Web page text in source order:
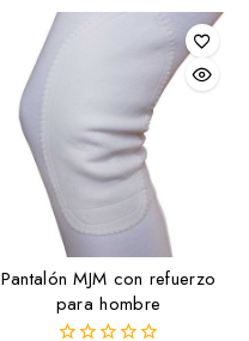
Pantalón MJM con refuerzo
para hombre